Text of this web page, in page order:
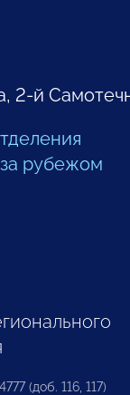
2-й
рубежом
(доб. 116, 117)